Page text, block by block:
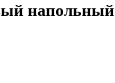
напольный